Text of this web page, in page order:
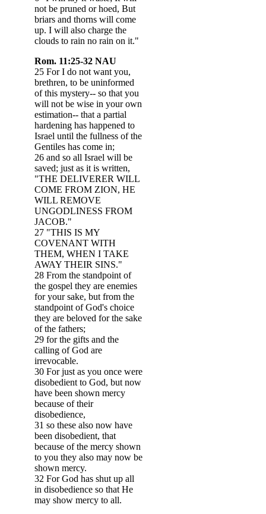
not be pruned or hoed, But
briars and thorns will come
up. I will also charge the
clouds to rain no rain on it."
Rom. 11:25-32 NAU
25 For I do not want you,
brethren, to be uninformed
of this mystery-- so that you
will not be wise in your own
estimation-- that a partial
hardening has happened to
Israel until the fullness of the
Gentiles has come in;
26 and so all Israel will be
saved; just as it is written,
"THE DELIVERER WILL
COME FROM ZION, HE
WILL REMOVE
UNGODLINESS FROM
JACOB."
27 "THIS IS MY
COVENANT WITH
THEM, WHEN I TAKE
AWAY THEIR SINS."
28 From the standpoint of
the gospel they are enemies
for your sake, but from the
standpoint of God's choice
they are beloved for the sake
of the fathers;
29 for the gifts and the
calling of God are
irrevocable.
30 For just as you once were
disobedient to God, but now
have been shown mercy
because of their
disobedience,
31 so these also now have
been disobedient, that
because of the mercy shown
to you they also may now be
shown mercy.
32 For God has shut up all
in disobedience so that He
may show mercy to all.